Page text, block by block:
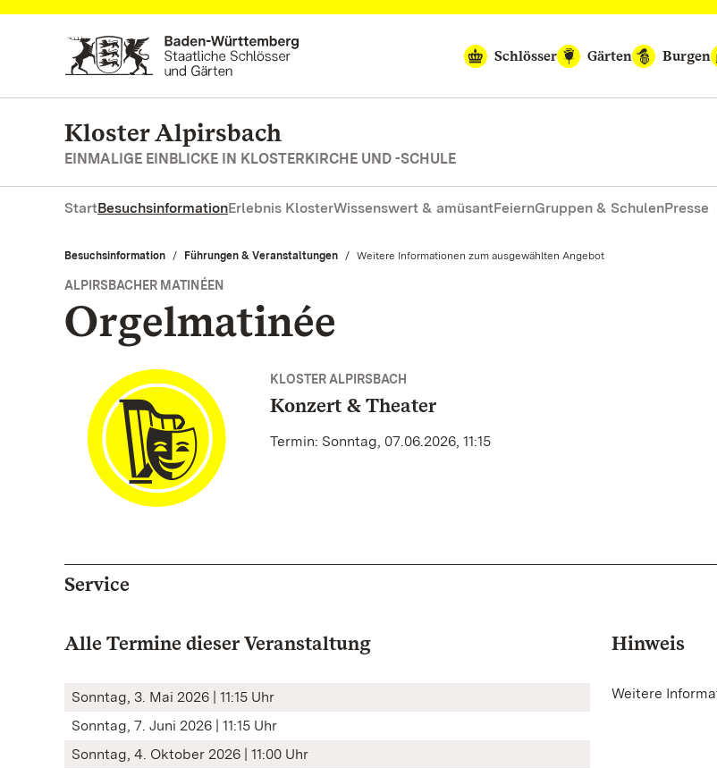
Zum Hauptinhalt springen
Schlösser
Gärten Burgen
Kloster Alpirsbach
EINMALIGE EINBLICKE IN KLOSTERKIRCHE UND -SCHULE
StartBesuchsinformationErlebnis KlosterWissenswert & amüsantFeiernGruppen & SchulenPresse
Besuchsinformation Führungen & Veranstaltungen Aktuell:
Weitere Informationen zum ausgewählten Angebot
ALPIRSBACHER MATINÉEN
Orgelmatinée
KLOSTER ALPIRSBACH
Konzert & Theater
Termin: Sonntag, 07.06.2026, 11:15
Service
Alle Termine dieser Veranstaltung
Sonntag, 3. Mai 2026 | 11:15 Uhr
Sonntag, 7. Juni 2026 | 11:15 Uhr
Sonntag, 4. Oktober 2026 | 11:00 Uhr
Hinweis
Weitere